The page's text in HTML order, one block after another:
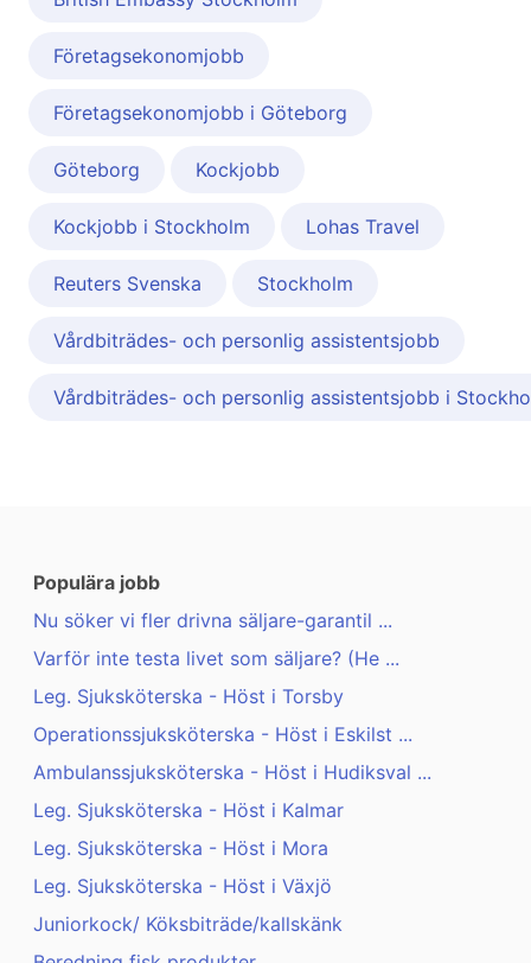
Företagsekonomjobb
Företagsekonomjobb i Göteborg
Göteborg Kockjobb
Kockjobb i Stockholm Lohas Travel
Reuters Svenska Stockholm
Vårdbiträdes- och personlig assistentsjobb
Vårdbiträdes- och personlig assistentsjobb i
Populära jobb
Nu söker vi fler drivna säljare-garantil ...
Varför inte testa livet som säljare? (He ...
Leg. Sjuksköterska - Höst i Torsby
Operationssjuksköterska - Höst i Eskilst ...
Ambulanssjuksköterska - Höst i Hudiksval ...
Leg. Sjuksköterska - Höst i Kalmar
Leg. Sjuksköterska - Höst i Mora
Leg. Sjuksköterska - Höst i Växjö
Juniorkock/ Köksbiträde/kallskänk